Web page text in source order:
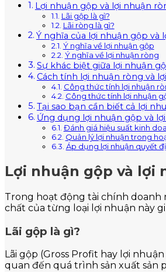
Lợi nhuận gộp và lợi nhuận
Lãi gộp là gì?
Lãi ròng là gì?
Ý nghĩa của lợi nhuận gộp và
Ý nghĩa về lợi nhuận gộp
Ý nghĩa về lợi nhuận ròng
Sự khác biệt giữa lợi nhuận
Cách tính lợi nhuận ròng và
Công thức tính lợi nhuận
Công thức tính lợi nhuận
Tại sao bạn cần biết cả lợi
Ứng dụng lợi nhuận gộp và
Đánh giá hiệu suất kinh
Quản lý lợi nhuận trong
Áp dụng lợi nhuận quyết
Lợi nhuận gộp và lợi
Trong hoạt động tài chính doanh
chất của từng loại lợi nhuận này
Lãi gộp là gì?
Lãi gộp (Gross Profit hay lợi
quan đến quá trình sản xuất sản